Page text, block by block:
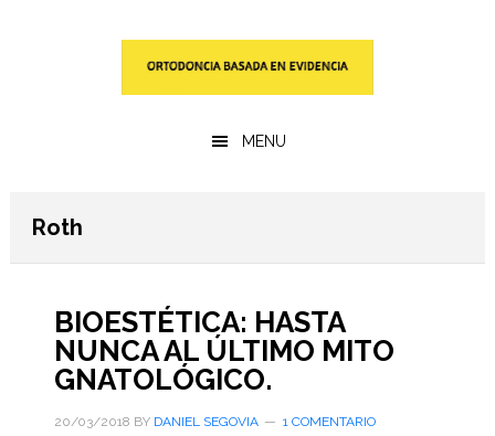
MENU
Roth
BIOESTÉTICA: HASTA
NUNCA AL ÚLTIMO MITO
GNATOLÓGICO.
20/03/2018 BY DANIEL SEGOVIA 1 COMENTARIO